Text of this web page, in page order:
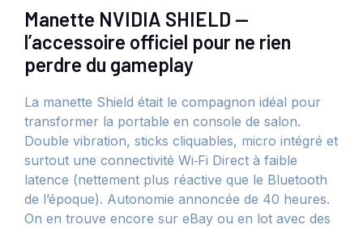
Manette NVIDIA SHIELD —
l’accessoire officiel pour ne rien
perdre du gameplay
La manette Shield était le compagnon idéal pour
transformer la portable en console de salon.
Double vibration, sticks cliquables, micro intégré et
surtout une connectivité Wi‑Fi Direct à faible
latence (nettement plus réactive que le Bluetooth
de l’époque). Autonomie annoncée de 40 heures.
On en trouve encore sur eBay ou en lot avec des